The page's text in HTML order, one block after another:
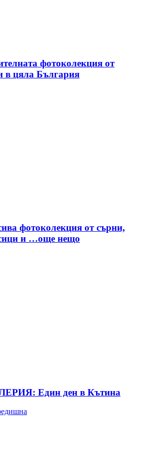
фотоколекция от
в цяла България
фотоколекция от сърни,
и …още нещо
Един ден в Кътина